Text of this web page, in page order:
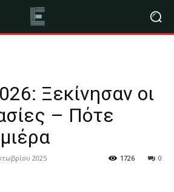
Ξεκίνησαν οι
– Πότε
2025 0
1726